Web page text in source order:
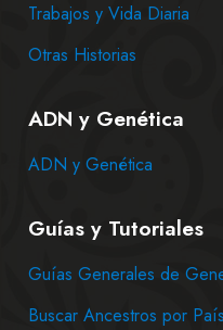
Trabajos y Vida Diaria
Otras Historias
ADN y Genética
ADN y Genética
Guías y Tutoriales
Guías Generales de
Buscar Ancestros por País